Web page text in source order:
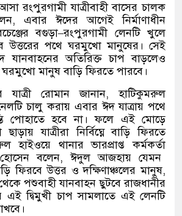
রংপুরগামী যাত্রীবাহী বাসের চালক
, এবার ঈদের আগেই নির্মাণাধীন
বগুড়া–রংপুরগামী লেনটি খুলে
উত্তরের পথে ঘরমুখো মানুষের। সেই
যানবাহনের অতিরিক্ত চাপ বাড়লেও
ঘরমুখো মানুষ বাড়ি ফিরতে পারবে।
যাত্রী রোমান জানান,হাটিকুমরুল
চালু করায় এবার ঈদ যাত্রায় পথে
পোহাতে হবে না। ফলে এই মোড়ে
যাত্রীরা নির্বিঘ্নে বাড়ি ফিরতে
হাইওয়ে থানার ভারপ্রাপ্ত কর্মকর্তা
বলেন,ঈদুল আজহায় যেমন
ফিরবে উত্তর ও দক্ষিণাঞ্চলের মানুষ,
পশুবাহী যানবাহন ছুটবে রাজধানীর
এই দ্বিমুখী চাপ সামলাতে এই লেনটি